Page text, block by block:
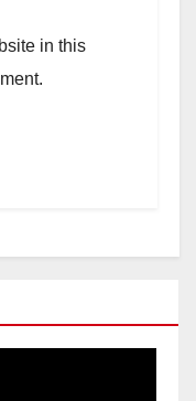
in this